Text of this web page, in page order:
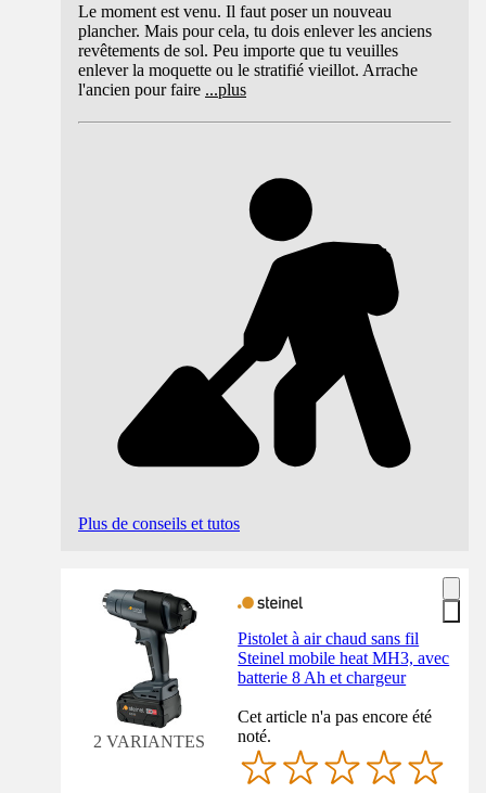
Le moment est venu. Il faut poser un nouveau
plancher. Mais pour cela, tu dois enlever les anciens
revêtements de sol. Peu importe que tu veuilles
enlever la moquette ou le stratifié vieillot. Arrache
l'ancien pour faire ...plus
Plus de conseils et tutos
2 VARIANTES
Pistolet à air chaud sans fil
Steinel mobile heat MH3, avec
batterie 8 Ah et chargeur
Cet article n'a pas encore été
noté.